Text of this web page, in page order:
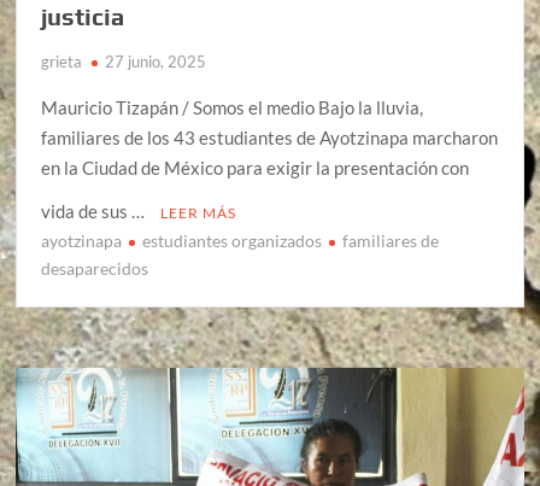
justicia
grieta 27 junio, 2025
Mauricio Tizapán / Somos el medio Bajo la lluvia,
familiares de los 43 estudiantes de Ayotzinapa marcharon
en la Ciudad de México para exigir la presentación con
vida de sus …
LEER MÁS
ayotzinapa estudiantes organizados
familiares de
desaparecidos